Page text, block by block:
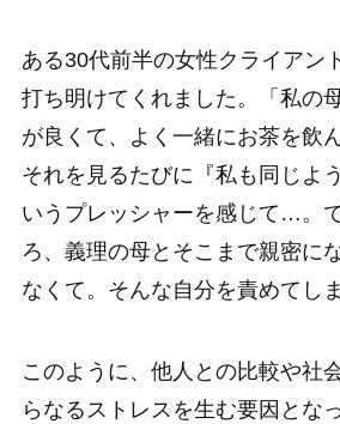
ある30代前半の女性クライアン
打ち明けてくれました。「私の
が良くて、よく一緒にお茶を飲
それを見るたびに『私も同じよ
いうプレッシャーを感じて…。
ろ、義理の母とそこまで親密に
なくて。そんな自分を責めてし
このように、他人との比較や社
らなるストレスを生む要因とな